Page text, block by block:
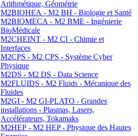
Arithmétique, Géométrie
M2BIOHEA - M2 BH - Biologie et Santé
M2BIOMECA - M2 BME - Ingénierie
BioMédicale
M2CHEINT - M2 CI - Chimie et
Interfaces
M2CPS - M2 CPS - Système Cyber
Physique
M2DS - M2 DS - Data Science
M2FLUIDS - M2 Fluids - Mécanique des
Fluides
M2GI - M2 GI-PLATO - Grandes
installations - Plasmas, Lasers,
Accélérateurs, Tokamaks
M2HEP - M2 HEP - Physique des Hautes